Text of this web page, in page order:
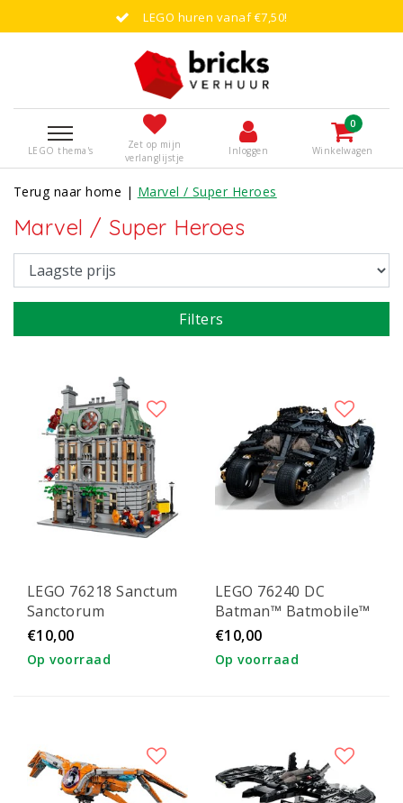
LEGO huren vanaf €7,50!
LEGO thema's
Zet op mijn
verlanglijstje
Inloggen
0
Winkelwagen
Terug naar home | Marvel / Super Heroes
Marvel / Super Heroes
Filters
LEGO 76218 Sanctum
Sanctorum
€10,00
Op voorraad
LEGO 76240 DC
Batman™ Batmobile™
Tumbler
€10,00
Op voorraad